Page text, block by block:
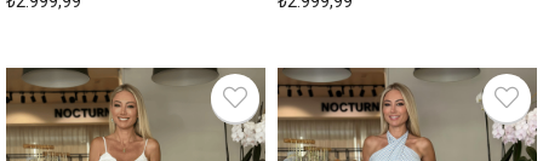
New
Item
New
Item